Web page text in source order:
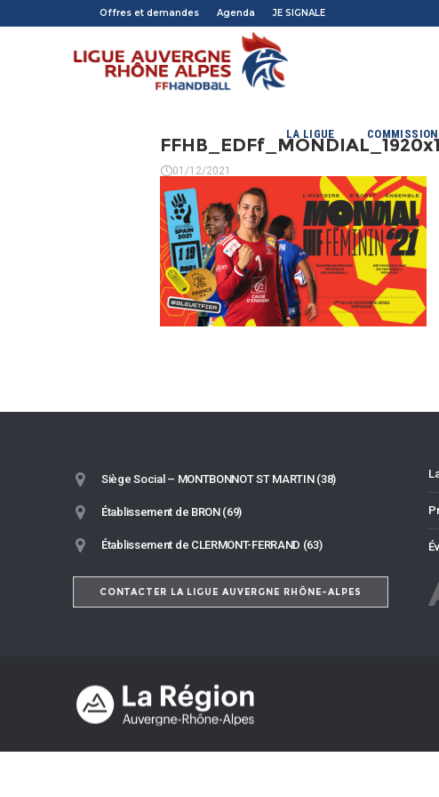
Offres et demandes Agenda JE SIGNALE
LA LIGUE
01/12/2021
Siège Social – MONTBONNOT ST MARTIN (38)
Établissement de BRON (69)
Établissement de CLERMONT-FERRAND (63)
CONTACTER LA LIGUE AUVERGNE RHÔNE-ALPES